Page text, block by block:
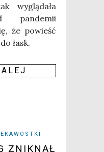
wyglą­da­ła
pan­de­mii
że powieść
łask.
ZNIKNĄŁ